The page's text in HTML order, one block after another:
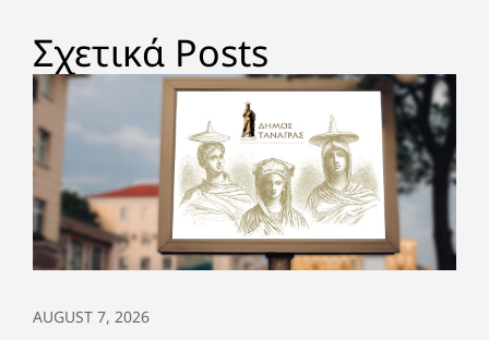
Σχετικά Posts
AUGUST 7, 2026